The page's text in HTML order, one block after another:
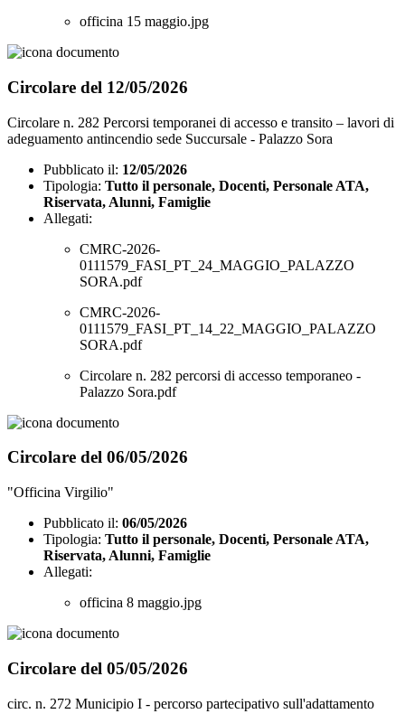
officina 15 maggio.jpg
Circolare del 12/05/2026
Circolare n. 282 Percorsi temporanei di accesso e transito – lavori di
adeguamento antincendio sede Succursale - Palazzo Sora
Pubblicato il: 12/05/2026
Tipologia: Tutto il personale, Docenti, Personale ATA,
Riservata, Alunni, Famiglie
Allegati:
CMRC-2026-
0111579_FASI_PT_24_MAGGIO_PALAZZO
SORA.pdf
CMRC-2026-
0111579_FASI_PT_14_22_MAGGIO_PALAZZO
SORA.pdf
Circolare n. 282 percorsi di accesso temporaneo -
Palazzo Sora.pdf
Circolare del 06/05/2026
"Officina Virgilio"
Pubblicato il: 06/05/2026
Tipologia: Tutto il personale, Docenti, Personale ATA,
Riservata, Alunni, Famiglie
Allegati:
officina 8 maggio.jpg
Circolare del 05/05/2026
circ. n. 272 Municipio I - percorso partecipativo sull'adattamento